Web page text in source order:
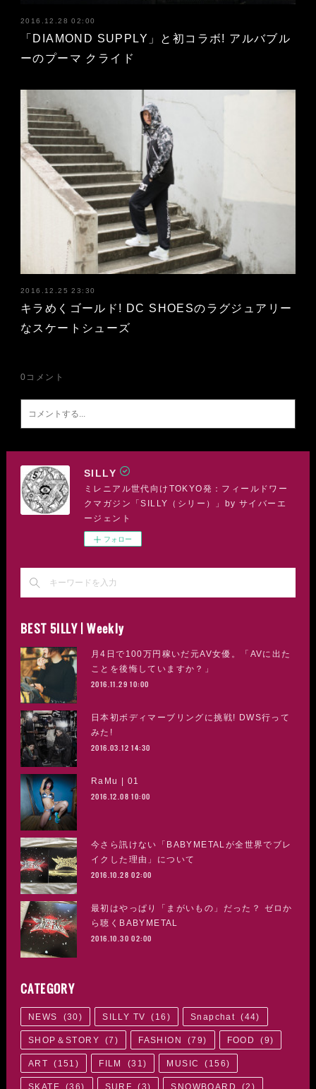
2016.12.28 02:00
「DIAMOND SUPPLY」と初コラボ! アルバブル
ーのプーマ クライド
2016.12.25 23:30
キラめくゴールド! DC SHOESのラグジュアリー
なスケートシューズ
0 コメント
SILLY
ミレニアル世代向けTOKYO発：フィールドワー
クマガジン「SILLY（シリー）」by サイバーエ
ージェント
フォロー
BEST 5ILLY | Weekly
月4日で100万円稼いだ元AV女優。「AVに出た
ことを後悔していますか？」
2016.11.29 10:00
日本初ボディマーブリングに挑戦! DWS行って
みた!
2016.03.12 14:30
RaMu | 01
2016.12.08 10:00
今さら訊けない「BABYMETALが全世界でブレ
イクした理由」について
2016.10.28 02:00
最初はやっぱり「まがいもの」だった？ ゼロか
ら聴くBABYMETAL
2016.10.30 02:00
CATEGORY
NEWS (30) SILLY TV ( 16 ) Snapchat (44)
SHOP＆STORY (7 ) FASHION (79) FOOD (9)
ART ( 151 ) FILM (31 ) MUSIC ( 156)
SKATE (36) SURF (3) SNOWBOARD (2 )